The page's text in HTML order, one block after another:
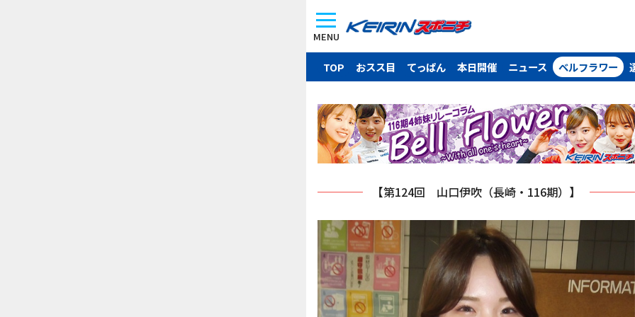
MENU
TOP おスス目 てっぱん 本日開催 ニュース ベルフラワー
【第124回 山口伊吹（長崎・116期）】